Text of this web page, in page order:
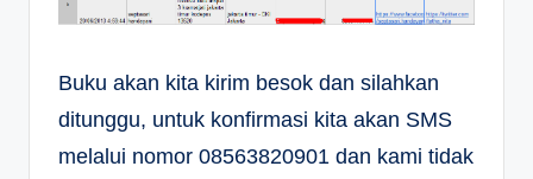
Buku akan kita kirim besok dan silahkan
ditunggu, untuk konfirmasi kita akan SMS
melalui nomor 08563820901 dan kami tidak